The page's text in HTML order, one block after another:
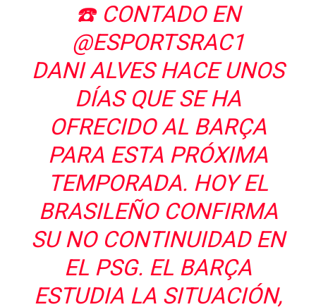
☎️ CONTADO EN
@ESPORTSRAC1
DANI ALVES HACE UNOS
DÍAS QUE SE HA
OFRECIDO AL BARÇA
PARA ESTA PRÓXIMA
TEMPORADA. HOY EL
BRASILEÑO CONFIRMA
SU NO CONTINUIDAD EN
EL PSG. EL BARÇA
ESTUDIA LA SITUACIÓN,